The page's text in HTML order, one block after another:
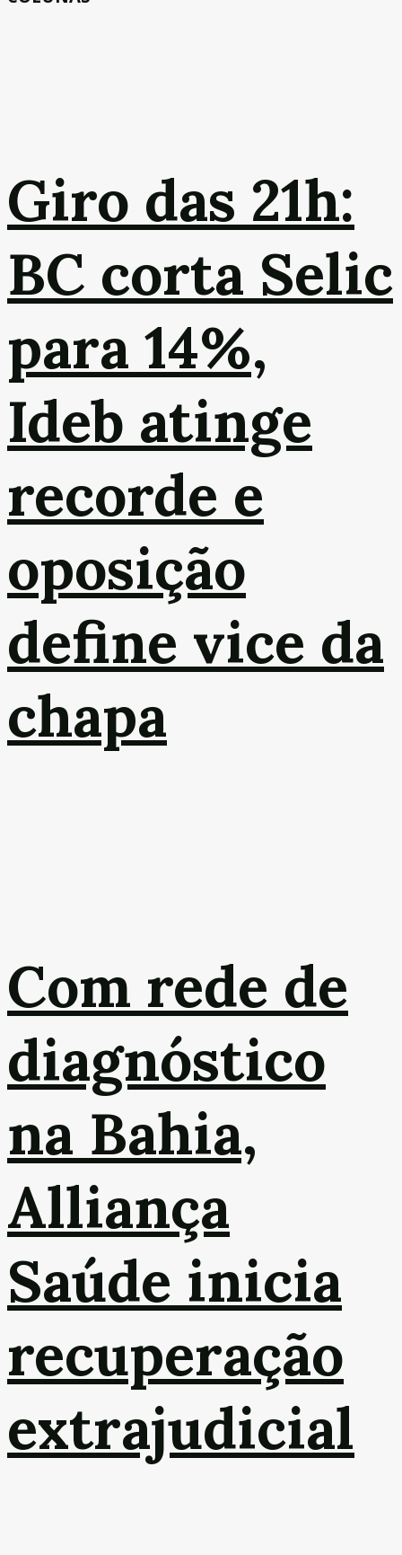
Giro das 21h:
BC corta Selic
para 14%,
Ideb atinge
recorde e
oposição
define vice da
chapa
Com rede de
diagnóstico
na Bahia,
Alliança
Saúde inicia
recuperação
extrajudicial